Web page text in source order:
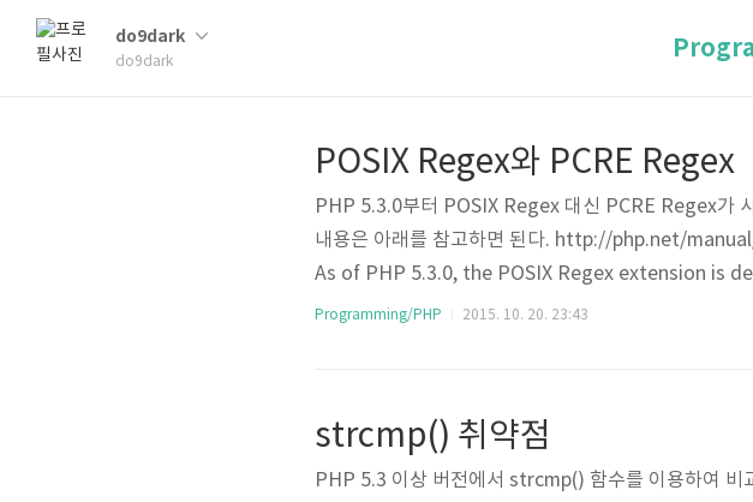
do9dark
do9dark
POSIX Regex와 PCRE Regex
PHP 5.3.0부터 POSIX Regex 대신 PCRE Regex가
내용은 아래를 참고하면 된다. http://php.net/
As of PHP 5.3.0, the POSIX Regex extension is
erences between POSIX regex and PCRE regex.
Programming/PHP 2015. 10. 20. 23:43
strcmp() 취약점
PHP 5.3 이상 버전에서 strcmp() 함수를 이용하여 비